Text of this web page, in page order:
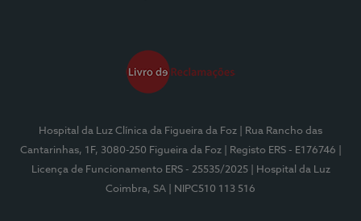
Hospital da Luz Clínica da Figueira da Foz
| Rua Rancho das
Cantarinhas, 1F, 3080-250 Figueira da Foz
| Registo ERS - E176746
Licença de Funcionamento ERS - 25535/2025
| Hospital da Luz
Coimbra, SA
| NIPC510 113 516